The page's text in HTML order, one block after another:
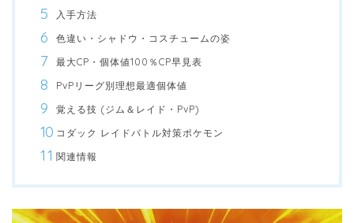
入手方法
色違い・シャドウ・コスチュームの姿
最大CP・個体値100％CP早見表
PvPリーグ別理想最適個体値
覚える技 (ジム＆レイド・PvP)
コダック レイドバトル対策ポケモン
関連情報